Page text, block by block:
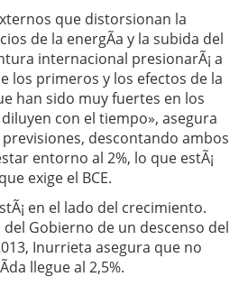
que distorsionan la
de la energÃ­a y la subida del
internacional presionarÃ¡ a
los primeros y los efectos de la
han sido muy fuertes en los
con el tiempo», asegura
previsiones, descontando ambos
entorno al 2%, lo que estÃ¡
exige el BCE.
en el lado del crecimiento.
del Gobierno de un descenso del
Inurrieta asegura que no
llegue al 2,5%.